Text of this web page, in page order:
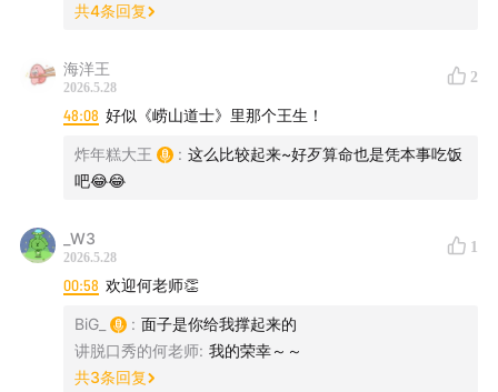
共4条回复
海洋王
2026.5.28
2
48:08 好似《崂山道士》里那个王生！
炸年糕大王 : 这么比较起来~好歹算命也是凭本事吃饭
吧😂😂
_W3
2026.5.28
1
00:58 欢迎何老师👏
BiG_ : 面子是你给我撑起来的
讲脱口秀的何老师: 我的荣幸～～
共3条回复